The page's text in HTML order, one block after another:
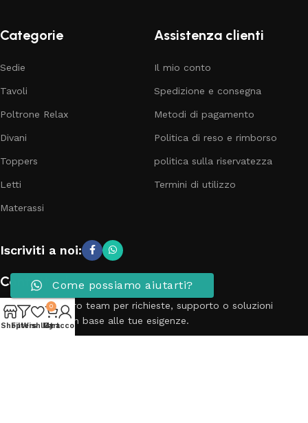
Categorie
Sedie
Tavoli
Poltrone Relax
Divani
Toppers
Letti
Materassi
Assistenza clienti
Il mio conto
Spedizione e consegna
Metodi di pagamento
Politica di reso e rimborso
politica sulla riservatezza
Termini di utilizzo
Iscriviti a noi:
Contattaci
Contatta il nostro team per richieste, supporto o soluzioni
personalizzate in base alle tue esigenze.
ShopFilters
Wishlist
0
Cart
My account
Come possiamo aiutarti?